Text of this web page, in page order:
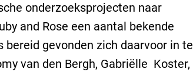
onderzoeksprojecten naar
and Rose een aantal bekende
bereid gevonden zich daarvoor in te
van den Bergh, Gabriëlle Koster,